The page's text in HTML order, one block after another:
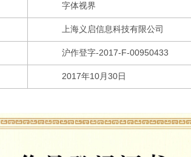
字体视界
上海义启信息科技有限公司
沪作登字-2017-F-00950433
2017年10月30日